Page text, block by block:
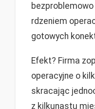
rdzeniem
gotowych
Efekt? Firma
operacyjne o
skracając
z kilkunastu